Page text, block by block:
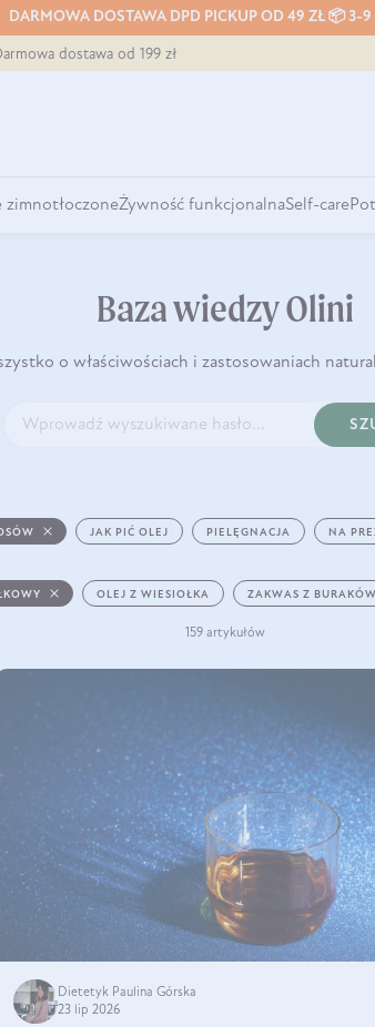
DARMOWA DOSTAWA DPD PICKUP OD 49 ZŁ 📦 3-9
dostawa od 199 zł
zimnotłoczoneŻywność funkcjonalnaSelf-care
Baza wiedzy Olini
o właściwościach i zastosowaniach
JAK PIĆ OLEJ PIELĘGNACJA NA
OLEJ Z WIESIOŁKA ZAKWAS Z BURAKÓW
159 artykułów
Dietetyk Paulina Górska
23 lip 2026